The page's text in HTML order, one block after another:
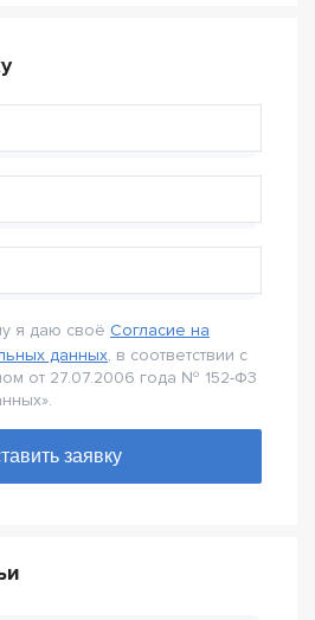
я даю своё Согласие на
данных, в соответствии с
от 27.07.2006 года № 152-Ф3